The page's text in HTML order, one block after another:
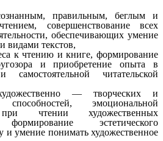
правильным, беглым и
совершенствование всех
обеспечивающих умение
видами текстов,
к чтению и книге, формирование
и приобретение опыта в
читательской
— творческих и
способностей, эмоциональной
при чтении художественных
эстетического
и умение понимать художественное